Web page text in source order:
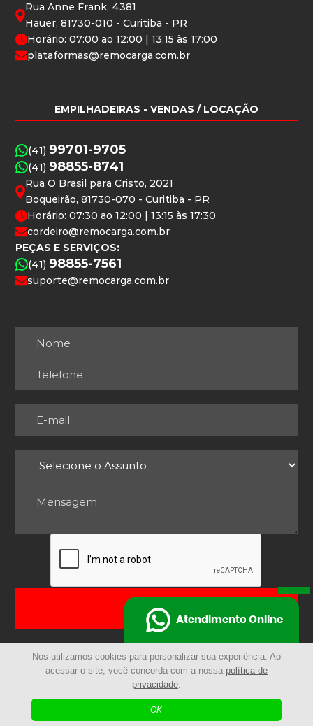
Nós utilizamos cookies para personalizar sua experiência. Ao
acessar o site, você concorda com a nossa política de
privacidade.
OK
Rua Anne Frank, 4381
Hauer, 81730-010 - Curitiba - PR
Horário: 07:00 ao 12:00 | 13:15 às 17:00
plataformas@remocarga.com.br
EMPILHADEIRAS - VENDAS / LOCAÇÃO
(41) 99701-9705
(41) 98855-8741
Rua O Brasil para Cristo, 2021
Boqueirão, 81730-070 - Curitiba - PR
Horário: 07:30 ao 12:00 | 13:15 às 17:30
cordeiro@remocarga.com.br
PEÇAS E SERVIÇOS:
(41) 98855-7561
suporte@remocarga.com.br
ENVIAR
Atendimento Online